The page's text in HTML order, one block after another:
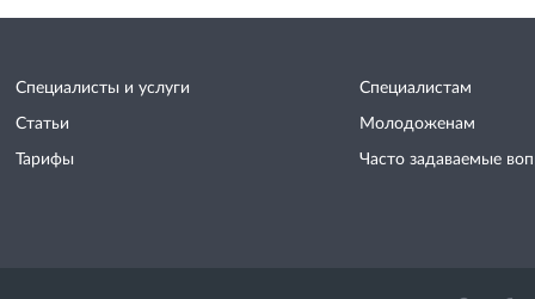
Специалисты и услуги
Статьи
Тарифы
Специалистам
Молодоженам
Часто задаваемые